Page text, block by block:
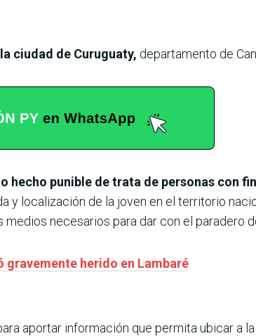
ciudad de Curuguaty, departamento de
hecho punible de trata de personas con
y localización de la joven en el territorio
necesarios para dar con el paradero
gravemente herido en Lambaré
aportar información que permita ubicar a